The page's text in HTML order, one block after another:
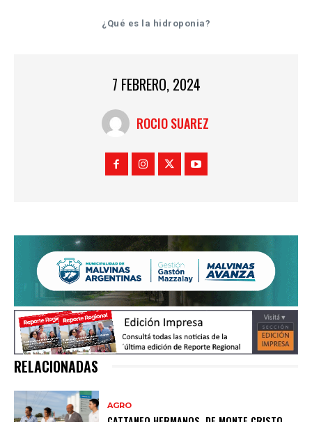
¿Qué es la hidroponia?
7 FEBRERO, 2024
ROCIO SUAREZ
RELACIONADAS
AGRO